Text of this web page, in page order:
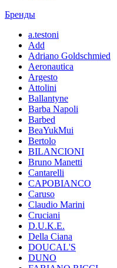
Бренды
a.testoni
Add
Adriano Goldschmied
Aeronautica
Argesto
Attolini
Ballantyne
Barba Napoli
Barbed
BeaYukMui
Bertolo
BILANCIONI
Bruno Manetti
Cantarelli
CAPOBIANCO
Caruso
Claudio Marini
Cruciani
D.U.K.E.
Della Ciana
DOUCAL'S
DUNO